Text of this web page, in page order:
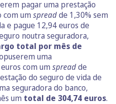
pagar uma prestação
com um spreadde 1,30% sem
e pague 12,94 euros de
noutra seguradora,
total por mês de
uma
com um spreadde
do seguro de vida de
seguradora do banco,
um total de 304,74 euros.